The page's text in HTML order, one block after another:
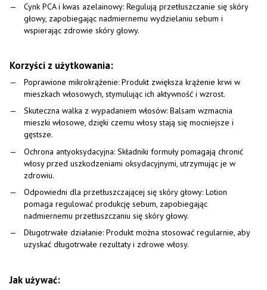
Cynk PCA i kwas azelainowy: Regulują przetłuszczanie się skóry
głowy, zapobiegając nadmiernemu wydzielaniu sebum i
wspierając zdrowie skóry głowy.
Korzyści z użytkowania:
Poprawione mikrokrążenie: Produkt zwiększa krążenie krwi w
mieszkach włosowych, stymulując ich aktywność i wzrost.
Skuteczna walka z wypadaniem włosów: Balsam wzmacnia
mieszki włosowe, dzięki czemu włosy stają się mocniejsze i
gęstsze.
Ochrona antyoksydacyjna: Składniki formuły pomagają chronić
włosy przed uszkodzeniami oksydacyjnymi, utrzymując je w
zdrowiu.
Odpowiedni dla przetłuszczającej się skóry głowy: Lotion
pomaga regulować produkcję sebum, zapobiegając
nadmiernemu przetłuszczaniu się skóry głowy.
Długotrwałe działanie: Produkt można stosować regularnie, aby
uzyskać długotrwałe rezultaty i zdrowe włosy.
Jak używać: